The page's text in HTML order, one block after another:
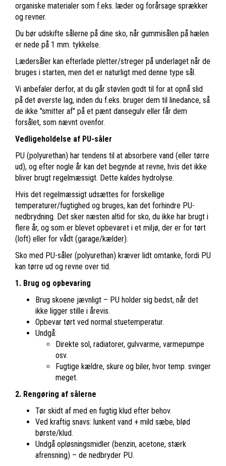
organiske materialer som f.eks. læder og forårsage sprækker
og revner.
Du bør udskifte sålerne på dine sko, når gummisålen på hælen
er nede på 1 mm. tykkelse.
Lædersåler kan efterlade pletter/streger på underlaget når de
bruges i starten, men det er naturligt med denne type sål.
Vi anbefaler derfor, at du går støvlen godt til for at opnå slid
på det øverste lag, inden du f.eks. bruger dem til linedance, så
de ikke "smitter af" på et pænt dansegulv eller får dem
forsålet, som nævnt ovenfor.
Vedligeholdelse af PU-såler
PU (polyurethan) har tendens til at absorbere vand (eller tørre
ud), og efter nogle år kan det begynde at revne, hvis det ikke
bliver brugt regelmæssigt. Dette kaldes hydrolyse.
Hvis det regelmæssigt udsættes for forskellige
temperaturer/fugtighed og bruges, kan det forhindre PU-
nedbrydning. Det sker næsten altid for sko, du ikke har brugt i
flere år, og som er blevet opbevaret i et miljø, der er for tørt
(loft) eller for vådt (garage/kælder).
Sko med PU-såler (polyurethan) kræver lidt omtanke, fordi PU
kan tørre ud og revne over tid.
1. Brug og opbevaring
Brug skoene jævnligt – PU holder sig bedst, når det
ikke ligger stille i årevis.
Opbevar tørt ved normal stuetemperatur.
Undgå:
Direkte sol, radiatorer, gulvvarme, varmepumpe
osv.
Fugtige kældre, skure og biler, hvor temp. svinger
meget.
2. Rengøring af sålerne
Tør skidt af med en fugtig klud efter behov.
Ved kraftig snavs: lunkent vand + mild sæbe, blød
børste/klud.
Undgå opløsningsmidler (benzin, acetone, stærk
afrensning) – de nedbryder PU.